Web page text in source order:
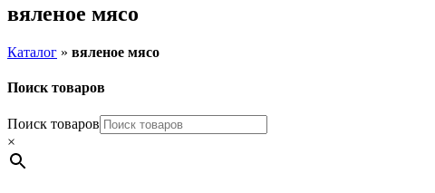
вяленое мясо
Каталог » вяленое мясо
Поиск товаров
Поиск товаров
×